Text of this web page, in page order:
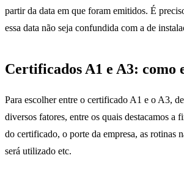
partir da data em que foram emitidos. É
essa data não seja confundida com a de
Certificados A1 e A3: como
Para escolher entre o certificado A1 e o A3,
diversos fatores, entre os quais destacamos a
do certificado, o porte da empresa, as rotinas
será utilizado etc.